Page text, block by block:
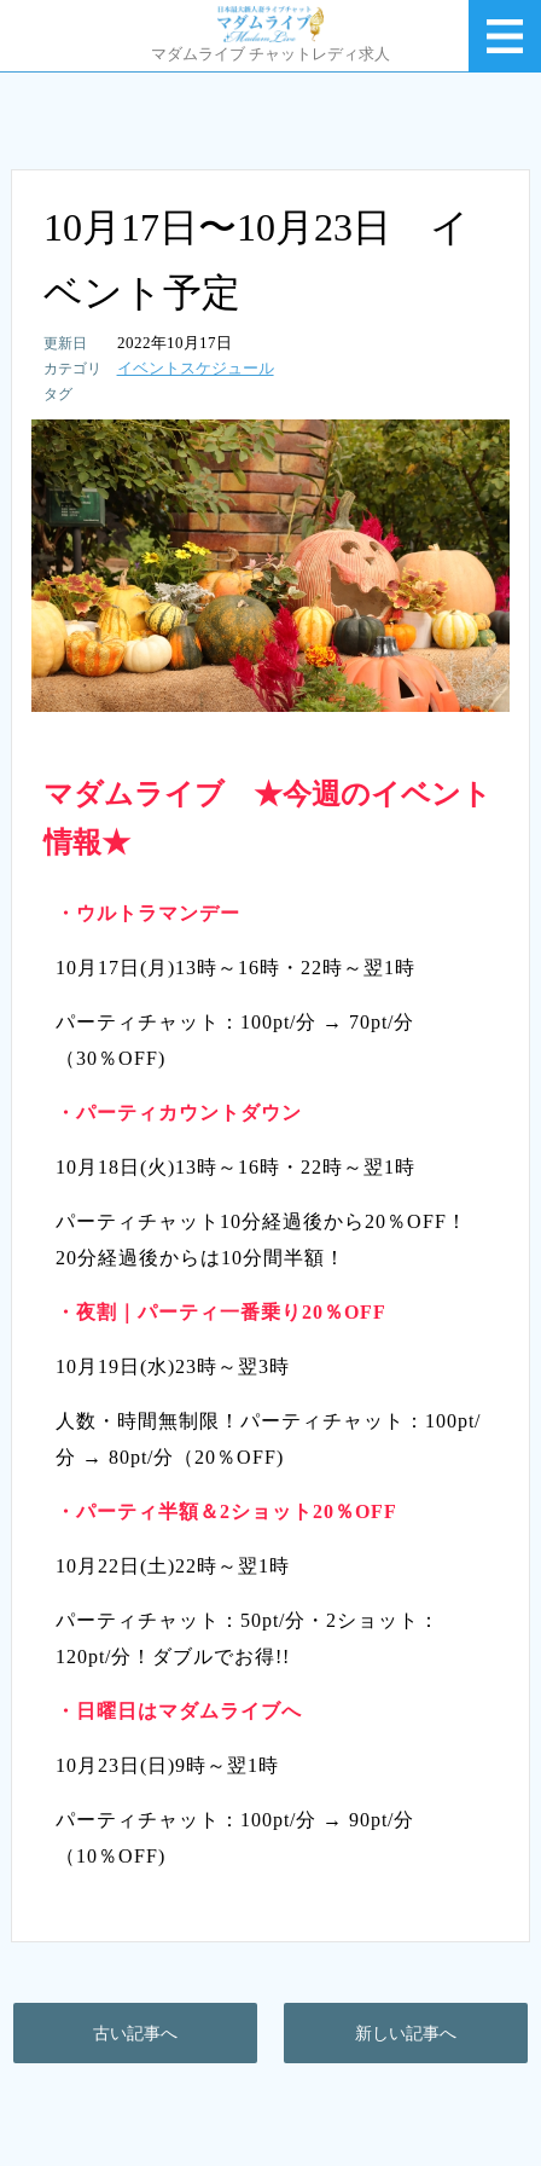
マダムライブ チャットレディ求人
10月17日〜10月23日 イ
ベント予定
2022年10月17日
イベントスケジュール
マダムライブ ★今週のイベント
情報★
・ ウルトラマンデー
10月17日(月)13時～16時・22時～翌1時
パーティチャット：100pt/分 → 70pt/分
（30％OFF)
・パーティカウントダウン
10月18日(火)13時～16時・22時～翌1時
パーティチャット10分経過後から20％OFF！
20分経過後からは10分間半額！
・ 夜割｜パーティ一番乗り20％OFF
10月19日(水)23時～翌3時
人数・時間無制限！パーティチャット：100pt/
分 → 80pt/分（20％OFF)
・パーティ半額＆2ショット20％OFF
10月22日(土)22時～翌1時
パーティチャット：50pt/分・2ショット：
120pt/分！ダブルでお得!!
・ 日曜日はマダムライブへ
10月23日(日)9時～翌1時
パーティチャット：100pt/分 → 90pt/分
（10％OFF)
古い記事へ 新しい記事へ